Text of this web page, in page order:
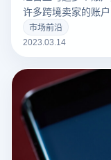
许多跨境卖家的账
户和多个商店的卖
法？
市场前沿
2023.03.14